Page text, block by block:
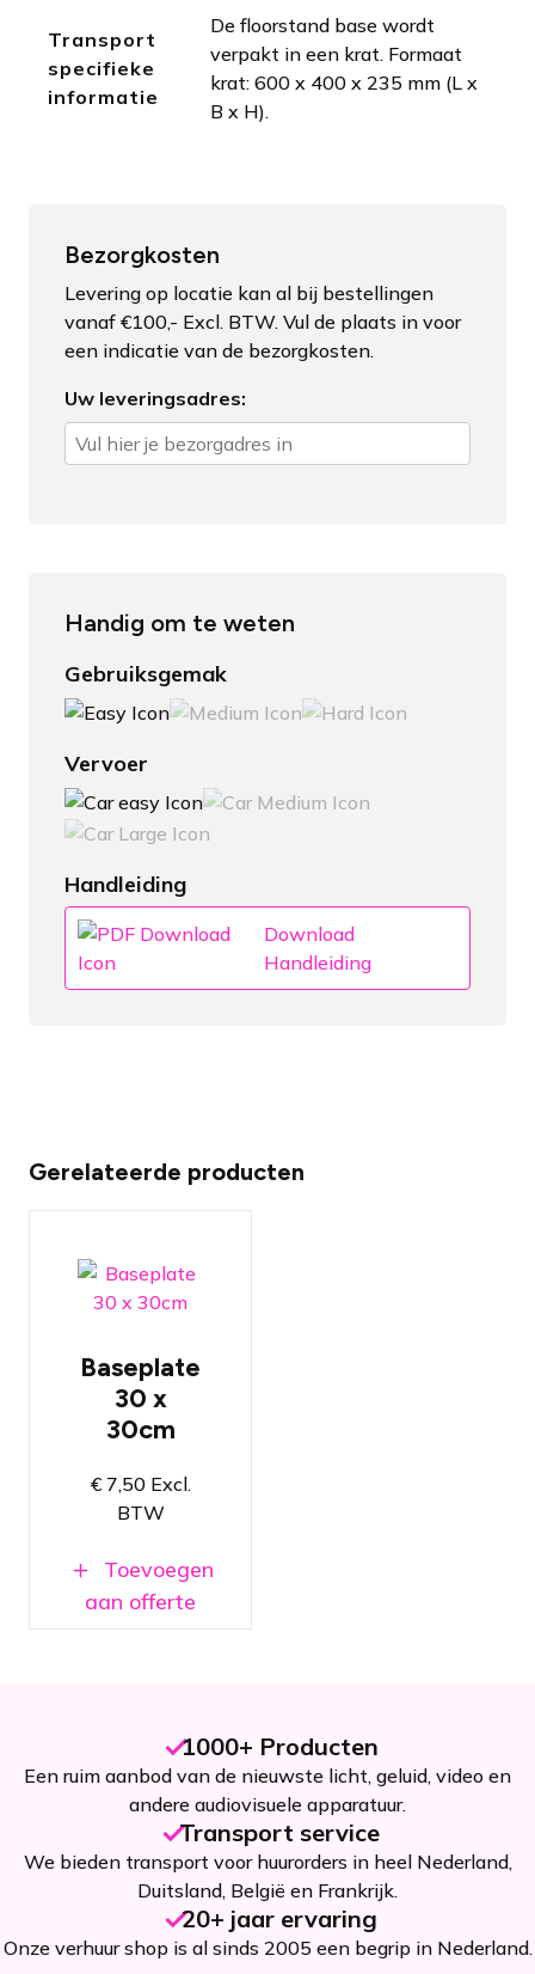
Transport
specifieke
informatie
De floorstand base wordt
verpakt in een krat. Formaat
krat: 600 x 400 x 235 mm (L x
B x H).
Bezorgkosten
Levering op locatie kan al bij bestellingen
vanaf €100,- Excl. BTW. Vul de plaats in voor
een indicatie van de bezorgkosten.
Uw leveringsadres:
Handig om te weten
Gebruiksgemak
Vervoer
Handleiding
Download
Handleiding
Gerelateerde producten
Baseplate of
topplate
van 30 x 30
Beschikbaar
in zilver of
zwart
Prolyte
H30V truss
Baseplate
30 x
30cm
€7,50Excl.
BTW
Toevoegen
aan offerte
1000+ Producten
Een ruim aanbod van de nieuwste licht, geluid, video en
andere audiovisuele apparatuur.
Transport service
We bieden transport voor huurorders in heel Nederland,
Duitsland, België en Frankrijk.
20+ jaar ervaring
Onze verhuur shop is al sinds 2005 een begrip in Nederland.